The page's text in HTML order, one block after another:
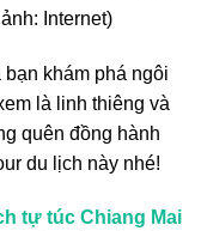
Internet)
khám phá ngôi
là linh thiêng và
quên đồng hành
du lịch này nhé!
tự túc Chiang Mai